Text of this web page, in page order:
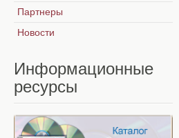
Партнеры
Новости
Информационные
ресурсы